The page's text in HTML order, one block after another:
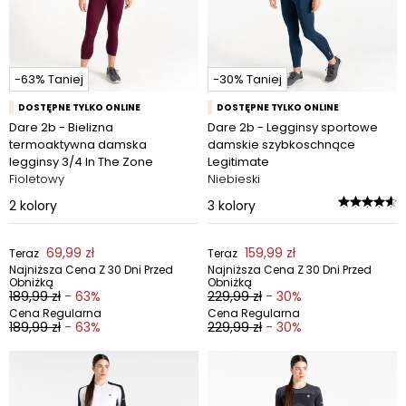
-63% Taniej
DOSTĘPNE TYLKO ONLINE
Dare 2b - Bielizna
termoaktywna damska
legginsy 3/4 In The Zone
Fioletowy
2 kolory
Teraz 69,99 zł
Najniższa Cena Z 30 Dni Przed
Obniżką
189,99 zł - 63%
Cena Regularna
189,99 zł - 63%
-30% Taniej
DOSTĘPNE TYLKO ONLINE
Dare 2b - Legginsy sportowe
damskie szybkoschnące
Legitimate
Niebieski
3 kolory
Teraz 159,99 zł
Najniższa Cena Z 30 Dni Przed
Obniżką
229,99 zł - 30%
Cena Regularna
229,99 zł - 30%